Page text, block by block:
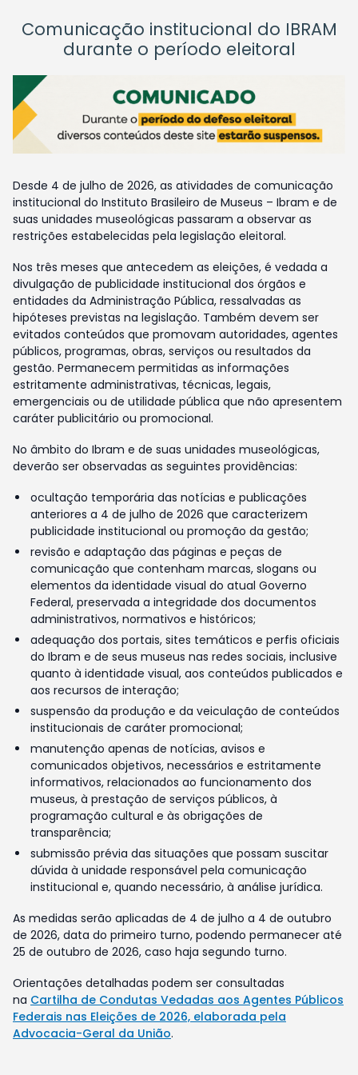
Comunicação institucional do IBRAM
durante o período eleitoral
Desde 4 de julho de 2026, as atividades de comunicação
institucional do Instituto Brasileiro de Museus – Ibram e de
suas unidades museológicas passaram a observar as
restrições estabelecidas pela legislação eleitoral.
Nos três meses que antecedem as eleições, é vedada a
divulgação de publicidade institucional dos órgãos e
entidades da Administração Pública, ressalvadas as
hipóteses previstas na legislação. Também devem ser
evitados conteúdos que promovam autoridades, agentes
públicos, programas, obras, serviços ou resultados da
gestão. Permanecem permitidas as informações
estritamente administrativas, técnicas, legais,
emergenciais ou de utilidade pública que não apresentem
caráter publicitário ou promocional.
No âmbito do Ibram e de suas unidades museológicas,
deverão ser observadas as seguintes providências:
ocultação temporária das notícias e publicações
anteriores a 4 de julho de 2026 que caracterizem
publicidade institucional ou promoção da gestão;
revisão e adaptação das páginas e peças de
comunicação que contenham marcas, slogans ou
elementos da identidade visual do atual Governo
Federal, preservada a integridade dos documentos
administrativos, normativos e históricos;
adequação dos portais, sites temáticos e perfis oficiais
do Ibram e de seus museus nas redes sociais, inclusive
quanto à identidade visual, aos conteúdos publicados e
aos recursos de interação;
suspensão da produção e da veiculação de conteúdos
institucionais de caráter promocional;
manutenção apenas de notícias, avisos e
comunicados objetivos, necessários e estritamente
informativos, relacionados ao funcionamento dos
museus, à prestação de serviços públicos, à
programação cultural e às obrigações de
transparência;
submissão prévia das situações que possam suscitar
dúvida à unidade responsável pela comunicação
institucional e, quando necessário, à análise jurídica.
As medidas serão aplicadas de 4 de julho a 4 de outubro
de 2026, data do primeiro turno, podendo permanecer até
25 de outubro de 2026, caso haja segundo turno.
Orientações detalhadas podem ser consultadas
na Cartilha de Condutas Vedadas aos Agentes Públicos
Federais nas Eleições de 2026, elaborada pela
Advocacia-Geral da União.